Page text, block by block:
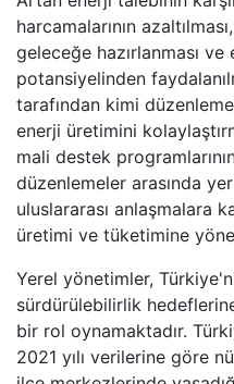
harcamalarının
geleceğe hazırlanması ve
potansiyelinden
tarafından kimi
enerji üretimini
mali destek
düzenlemeler arasında
uluslararası anlaşmalara
üretimi ve tüketimine
Yerel yönetimler,
sürdürülebilirlik
bir rol oynamaktadır.
2021 yılı verilerine göre